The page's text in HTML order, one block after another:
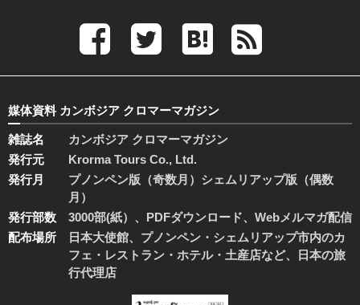
媒体資料 カンボジア クロマーマガジン
雑誌名
カンボジア クロマーマガジン
発行元
Krorma Tours Co., Ltd.
発行月
プノンペン版（奇数月）シェムリアップ版（偶数
月）
発行部数
3000部(紙）、PDFダウンロード、Webメルマガ配信
配布場所
日本大使館、プノンペン・シェムリアップ市内のカ
フェ・レストラン・ホテル・土産店など、日本の旅
行代理店